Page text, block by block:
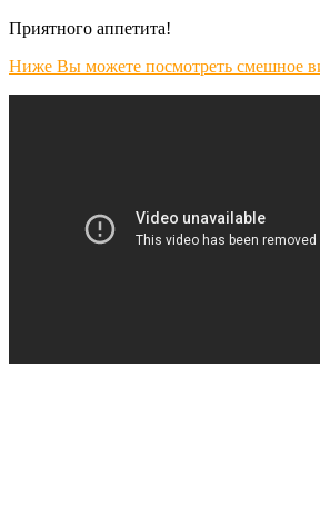
Приятного аппетита!
Ниже Вы можете посмотреть смешное